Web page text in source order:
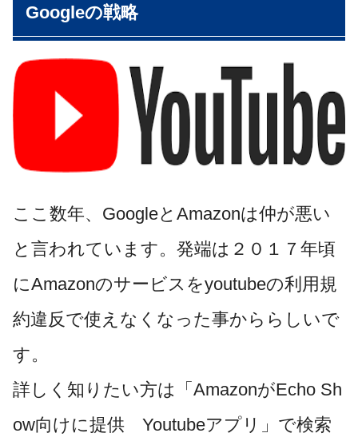
Googleの戦略
ここ数年、GoogleとAmazonは仲が悪い
と言われています。発端は２０１７年頃
にAmazonのサービスをyoutubeの利用規
約違反で使えなくなった事かららしいで
す。
詳しく知りたい方は「AmazonがEcho Sh
ow向けに提供 Youtubeアプリ」で検索